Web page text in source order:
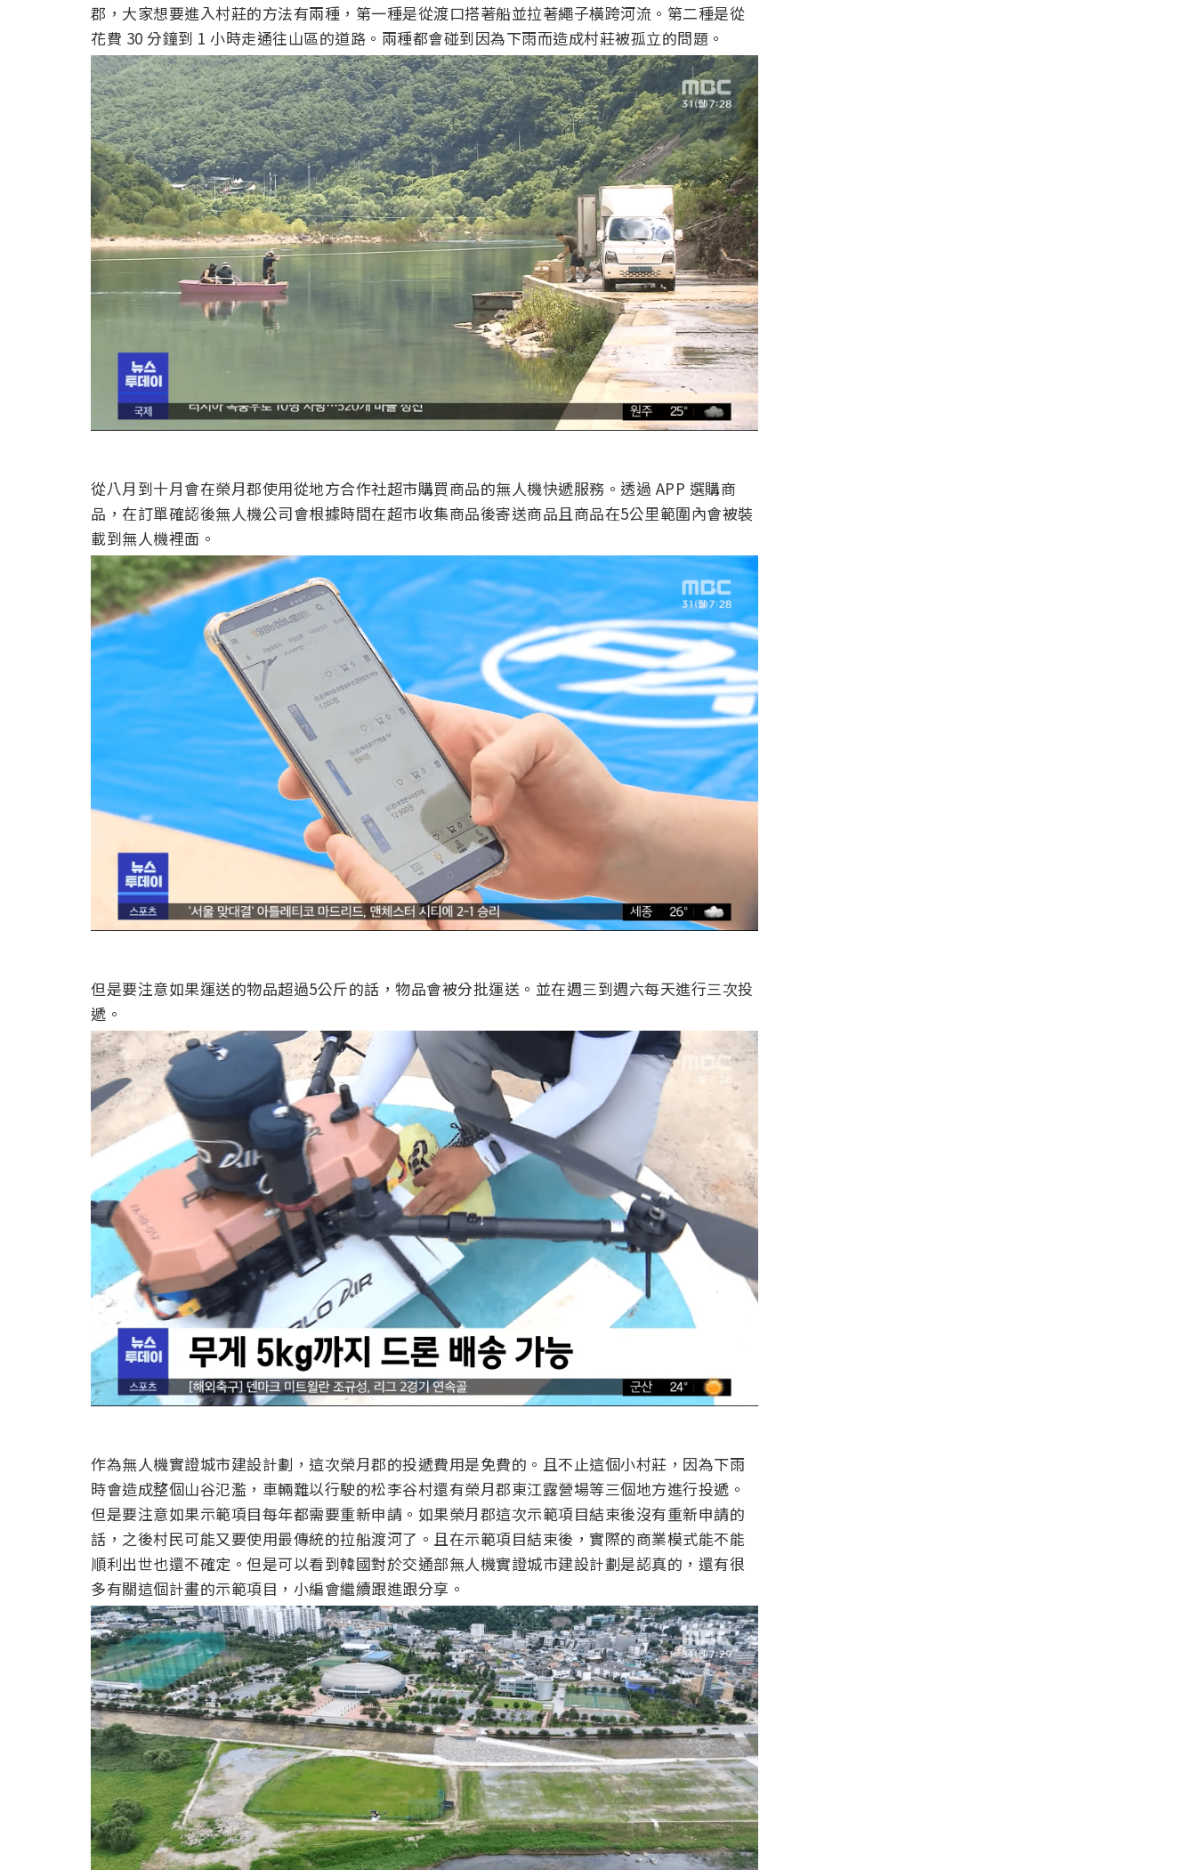
郡，大家想要進入村莊的方法有兩種，第一種是從渡口搭著船並拉著繩子橫跨河流。第二種是從
花費 30 分鐘到 1 小時走通往山區的道路。兩種都會碰到因為下雨而造成村莊被孤立的問題。
從八月到十月會在榮月郡使用從地方合作社超市購買商品的無人機快遞服務。透過 APP 選購商
品，在訂單確認後無人機公司會根據時間在超市收集商品後寄送商品且商品在5公里範圍內會被裝
載到無人機裡面。
但是要注意如果運送的物品超過5公斤的話，物品會被分批運送。並在週三到週六每天進行三次投
遞。
作為無人機實證城市建設計劃，這次榮月郡的投遞費用是免費的。且不止這個小村莊，因為下雨
時會造成整個山谷氾濫，車輛難以行駛的松李谷村還有榮月郡東江露營場等三個地方進行投遞。
但是要注意如果示範項目每年都需要重新申請。如果榮月郡這次示範項目結束後沒有重新申請的
話，之後村民可能又要使用最傳統的拉船渡河了。且在示範項目結束後，實際的商業模式能不能
順利出世也還不確定。但是可以看到韓國對於交通部無人機實證城市建設計劃是認真的，還有很
多有關這個計畫的示範項目，小編會繼續跟進跟分享。